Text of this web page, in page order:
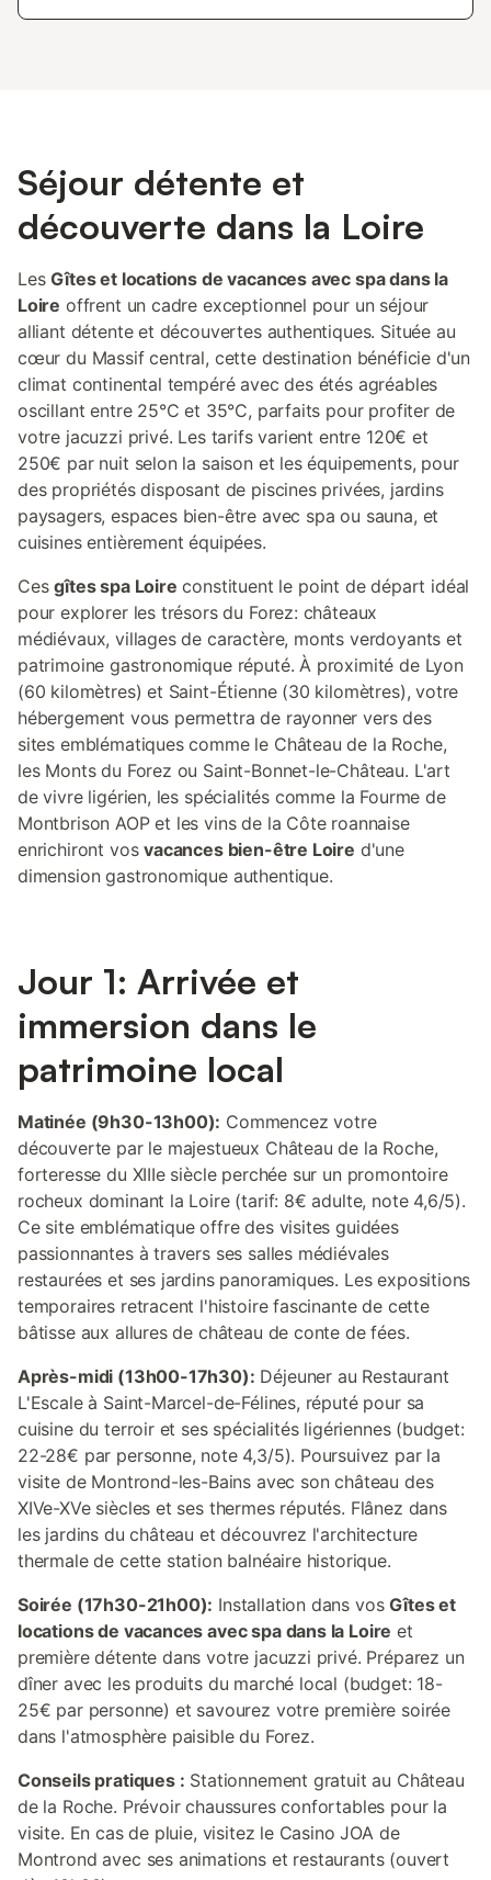
Séjour détente et
découverte dans la Loire
LesGîtes et locations de vacances avec spa dans la
Loire offrent un cadre exceptionnel pour un séjour
alliant détente et découvertes authentiques. Située au
cœur du Massif central, cette destination bénéficie d'un
climat continental tempéré avec des étés agréables
oscillant entre 25°C et 35°C, parfaits pour profiter de
votre jacuzzi privé. Les tarifs varient entre 120€ et
250€ par nuit selon la saison et les équipements, pour
des propriétés disposant de piscines privées, jardins
paysagers, espaces bien-être avec spa ou sauna, et
cuisines entièrement équipées.
Cesgîtes spa Loire constituent le point de départ idéal
pour explorer les trésors du Forez: châteaux
médiévaux, villages de caractère, monts verdoyants et
patrimoine gastronomique réputé. À proximité de Lyon
(60 kilomètres) et Saint-Étienne (30 kilomètres), votre
hébergement vous permettra de rayonner vers des
sites emblématiques comme le Château de la Roche,
les Monts du Forez ou Saint-Bonnet-le-Château. L'art
de vivre ligérien, les spécialités comme la Fourme de
Montbrison AOP et les vins de la Côte roannaise
enrichiront vosvacances bien-être Loire d'une
dimension gastronomique authentique.
Jour 1: Arrivée et
immersion dans le
patrimoine local
Matinée (9h30-13h00): Commencez votre
découverte par le majestueux Château de la Roche,
forteresse du XIIIe siècle perchée sur un promontoire
rocheux dominant la Loire (tarif: 8€ adulte, note 4,6/5).
Ce site emblématique offre des visites guidées
passionnantes à travers ses salles médiévales
restaurées et ses jardins panoramiques. Les expositions
temporaires retracent l'histoire fascinante de cette
bâtisse aux allures de château de conte de fées.
Après-midi (13h00-17h30): Déjeuner au Restaurant
L'Escale à Saint-Marcel-de-Félines, réputé pour sa
cuisine du terroir et ses spécialités ligériennes (budget:
22-28€ par personne, note 4,3/5). Poursuivez par la
visite de Montrond-les-Bains avec son château des
XIVe-XVe siècles et ses thermes réputés. Flânez dans
les jardins du château et découvrez l'architecture
thermale de cette station balnéaire historique.
Soirée (17h30-21h00): Installation dans vosGîtes et
locations de vacances avec spa dans la Loire et
première détente dans votre jacuzzi privé. Préparez un
dîner avec les produits du marché local (budget: 18-
25€ par personne) et savourez votre première soirée
dans l'atmosphère paisible du Forez.
Conseils pratiques : Stationnement gratuit au Château
de la Roche. Prévoir chaussures confortables pour la
visite. En cas de pluie, visitez le Casino JOA de
Montrond avec ses animations et restaurants (ouvert